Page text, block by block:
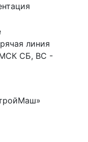
линия
МСК СБ, ВС -